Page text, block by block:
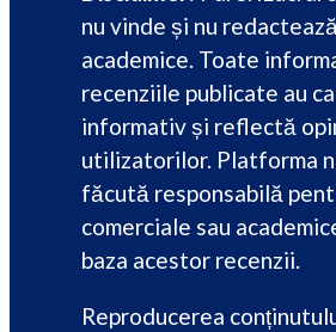
nu vinde și nu
academice. Toate
recenziile publicate au
informativ și reflectă
utilizatorilor. Platforma
făcută responsabilă
comerciale sau
baza acestor recenzii.
Reproducerea